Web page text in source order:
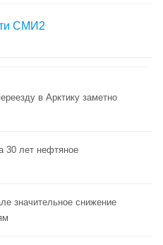
СМИ2
в Арктику заметно
30 лет нефтяное
значительное снижение